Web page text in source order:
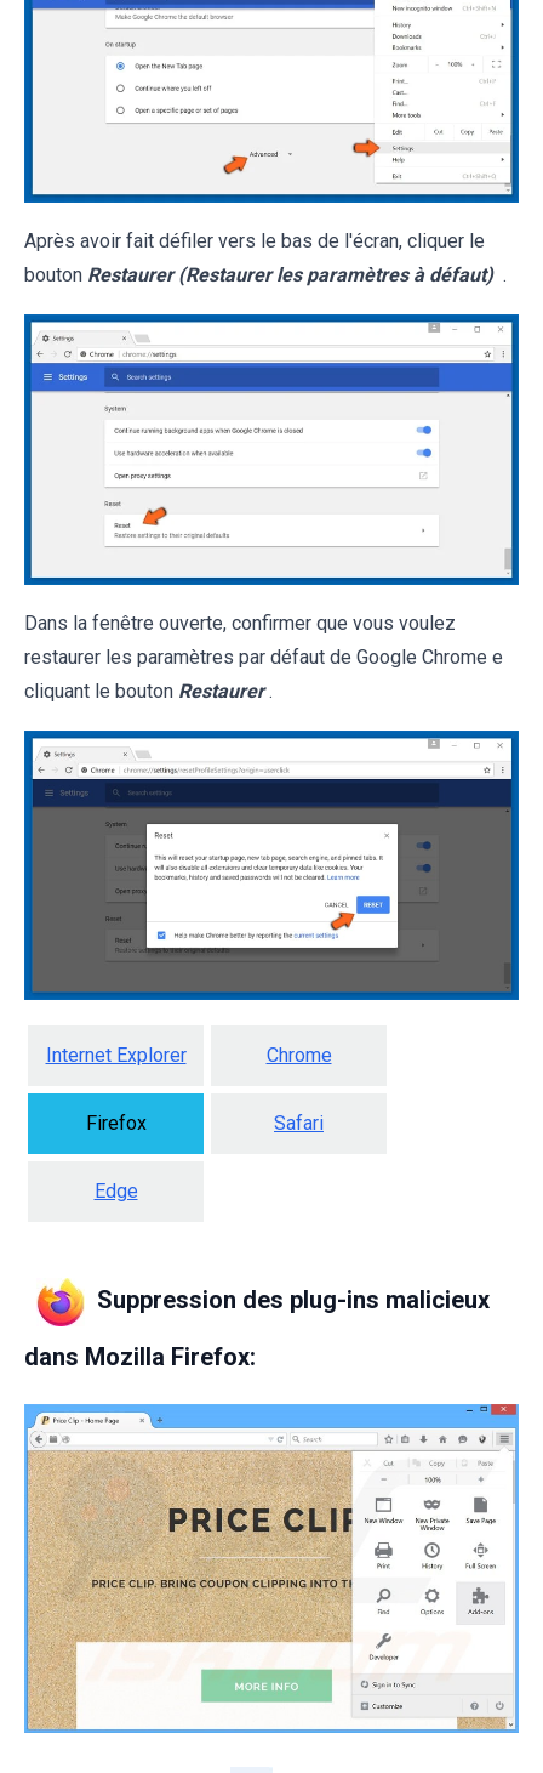
Après avoir fait défiler vers le bas de l'écran, cliquer le
bouton Restaurer (Restaurer les paramètres à défaut) .
Dans la fenêtre ouverte, confirmer que vous voulez
restaurer les paramètres par défaut de Google Chrome e
cliquant le bouton Restaurer .
Internet Explorer Chrome
Firefox Safari
Edge
Suppression des plug-ins malicieux
dans Mozilla Firefox: